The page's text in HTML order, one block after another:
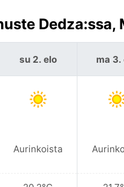
su 2. elo
Aurinkoista
ma 3.